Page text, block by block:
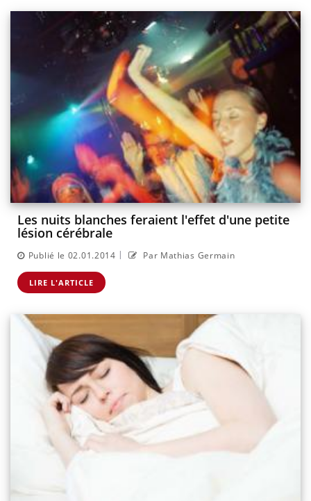
Les nuits blanches feraient l'effet d'une petite
lésion cérébrale
Publié le 02.01.2014 | Par Mathias Germain
LIRE L'ARTICLE